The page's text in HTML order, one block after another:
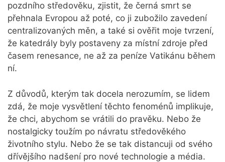
pozdního středověku, zjistit, že černá smrt se
přehnala Evropou až poté, co ji zubožilo zavedení
centralizovaných měn, a také si ověřit moje tvrzení,
že katedrály byly postaveny za místní zdroje před
časem renesance, ne až za peníze Vatikánu během
ní.
Z důvodů, kterým tak docela nerozumím, se lidem
zdá, že moje vysvětlení těchto fenoménů implikuje,
že chci, abychom se vrátili do pravěku. Nebo že
nostalgicky toužím po návratu středověkého
životního stylu. Nebo že se tak distancuji od svého
dřívějšího nadšení pro nové technologie a média.